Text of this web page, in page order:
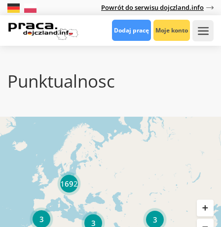
Powrót do serwisu dojczland.info
Dodaj pracę Moje konto
Punktualnosc
3
3
3
1692